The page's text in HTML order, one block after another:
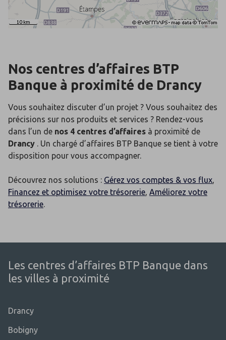
Nos centres d’affaires BTP
Banque à proximité de Drancy
Vous souhaitez discuter d’un projet ? Vous souhaitez des
précisions sur nos produits et services ? Rendez-vous
dans l’un de nos 4 centres d’affaires à proximité de
Drancy . Un chargé d’affaires BTP Banque se tient à votre
disposition pour vous accompagner.
Découvrez nos solutions : Gérez vos comptes & vos flux,
Financez et optimisez votre trésorerie, Améliorez votre
trésorerie.
Les centres d’affaires BTP Banque dans
les villes à proximité
Drancy
Bobigny